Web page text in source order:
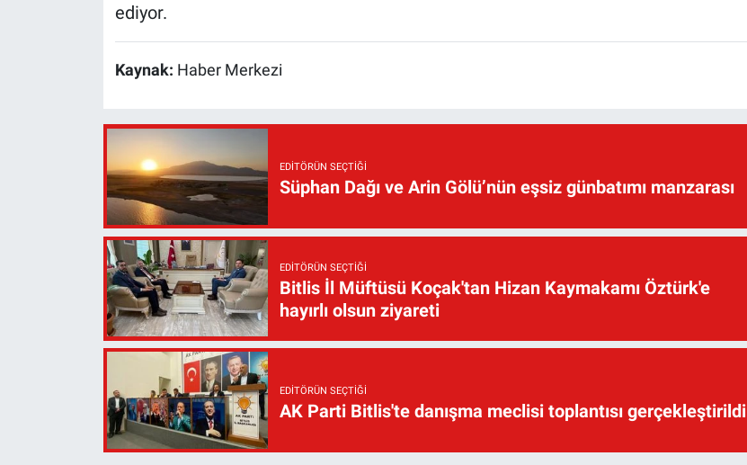
ediyor.
Kaynak: Haber Merkezi
EDITÖRÜN SEÇTIĞI
Süphan Dağı ve Arin Gölü’nün eşsiz günbatımı manzarası
EDITÖRÜN SEÇTIĞI
Bitlis İl Müftüsü Koçak'tan Hizan Kaymakamı Öztürk'e
hayırlı olsun ziyareti
EDITÖRÜN SEÇTIĞI
AK Parti Bitlis'te danışma meclisi toplantısı gerçekleştirildi